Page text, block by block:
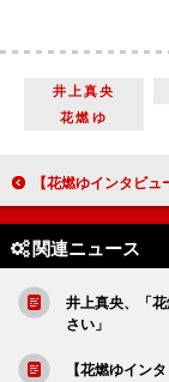
井上真央
花燃ゆ
【花燃ゆインタビュー】三田佳子「群馬の女性らしく、とても大きな声を出しています」 群馬県令
関連ニュース
井上真央、「
さい」
【花燃ゆイン